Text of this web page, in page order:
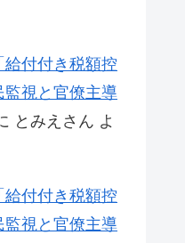
付付き税額控
監視と官僚主導
とみえさん よ
付付き税額控
監視と官僚主導